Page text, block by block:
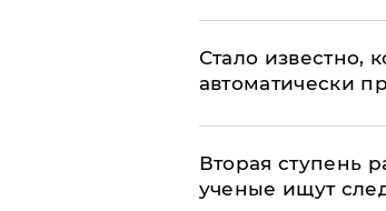
Стало известно,
автоматически
Вторая ступень
ученые ищут